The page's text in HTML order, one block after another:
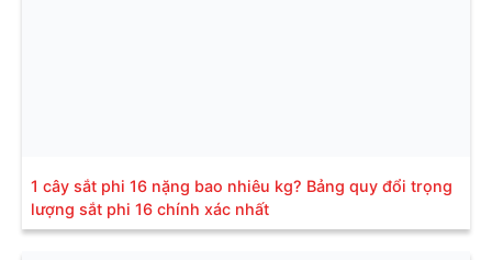
1 cây sắt phi 16 nặng bao nhiêu kg? Bảng quy đổi trọng
lượng sắt phi 16 chính xác nhất